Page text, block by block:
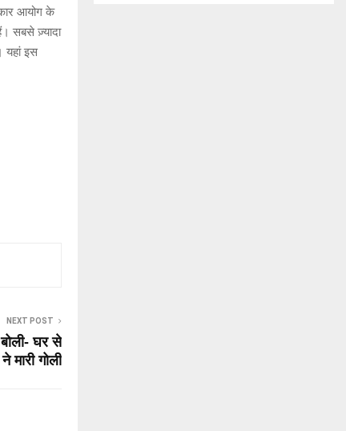
आयोग के
सबसे ज़्यादा
यहां इस
NEXT POST
घर से
मारी गोली